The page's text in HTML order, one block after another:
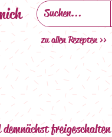
freigeschalten
zu allen Rezepten >>